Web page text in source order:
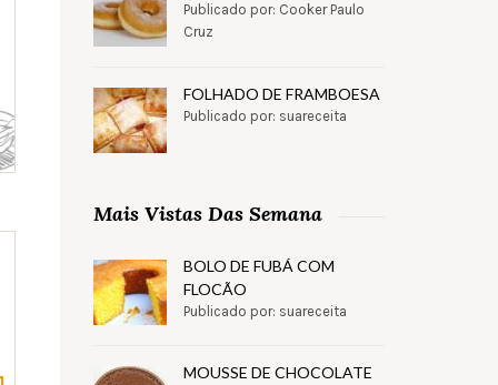
Publicado por: Cooker Paulo
Cruz
FOLHADO DE FRAMBOESA
Publicado por: suareceita
Mais Vistas Das Semana
BOLO DE FUBÁ COM
FLOCÃO
Publicado por: suareceita
MOUSSE DE CHOCOLATE